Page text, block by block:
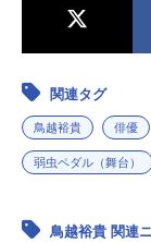
関連タグ
鳥越裕貴 俳優
弱虫ペダル（舞台）
鳥越裕貴 関連